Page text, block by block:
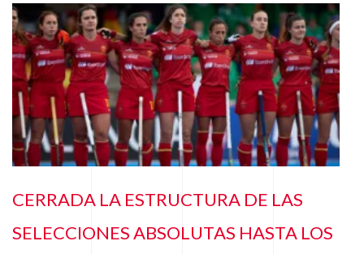
CERRADA LA ESTRUCTURA DE LAS
SELECCIONES ABSOLUTAS HASTA LOS